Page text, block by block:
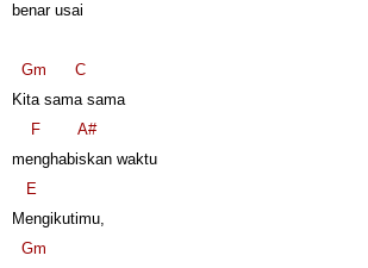
benar usai
Gm
C
Kita sama sama
F
A#
menghabiskan waktu
E
Mengikutimu,
Gm